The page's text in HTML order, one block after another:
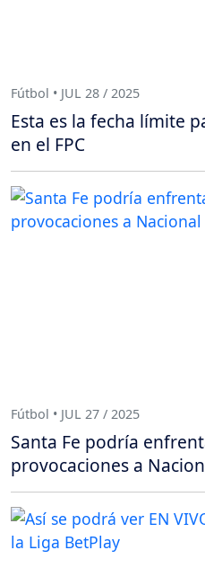
Fútbol • JUL 28 / 2025
Esta es la fecha límite
en el FPC
Fútbol • JUL 27 / 2025
Santa Fe podría
provocaciones a